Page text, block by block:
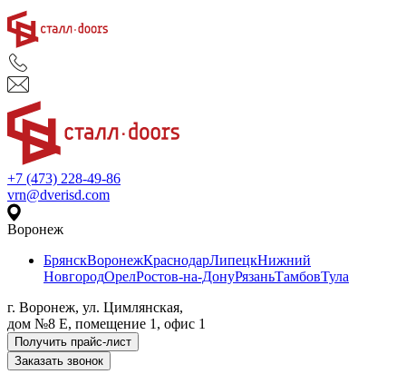
+7 (473) 228-49-86
vrn@dverisd.com
Воронеж
БрянскВоронежКраснодарЛипецкНижний
НовгородОрелРостов-на-ДонуРязаньТамбовТула
г. Воронеж, ул. Цимлянская,
дом №8 Е, помещение 1, офис 1
Получить прайс-лист
Заказать звонок